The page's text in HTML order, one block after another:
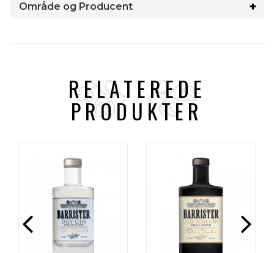
Område og Producent
RELATEREDE
PRODUKTER